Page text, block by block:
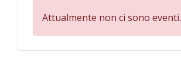
Attualmente non ci sono eventi.